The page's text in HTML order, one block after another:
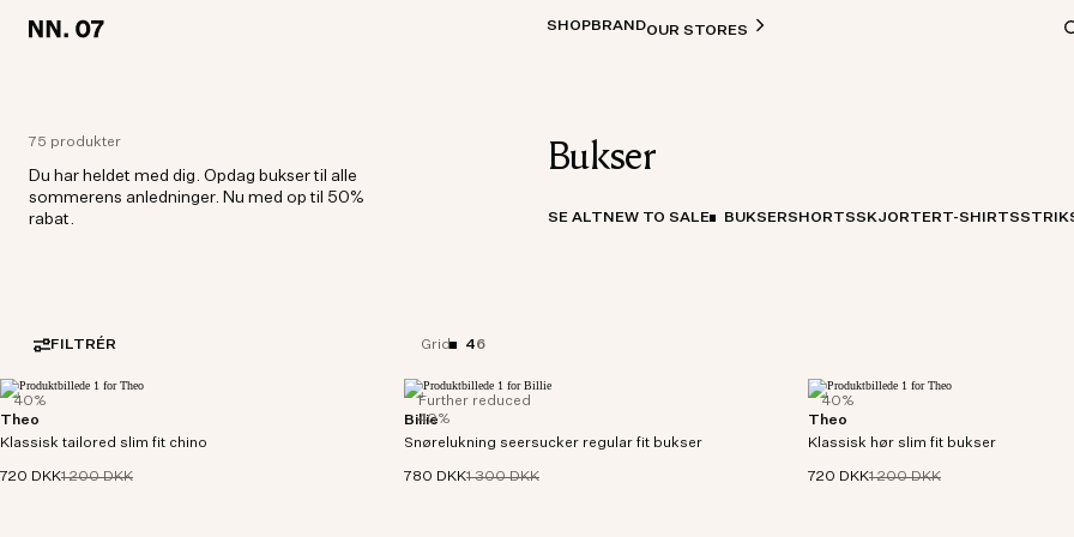
SHOPBRANDOUR STORES
75 produkter
Du har heldet med dig. Opdag bukser til alle
sommerens anledninger. Nu med op til 50%
rabat.
Bukser
SE ALT NEW TO SALE BUKSERSHORTSSKJORTERT-SHIRTSSTRIK
FILTRÉR Grid 46
40%
Theo
Klassisk tailored slim fit chino
720 DKK1 200 DKK
Slim tailored chino med tapered leg fremstillet i en
260 g/m² blød økologisk bomuldsblanding.
Further reduced
40%
Billie
Snørelukning seersucker regular fit bukser
780 DKK1 300 DKK
Bukser i regular fit med tapered leg i let
seersucker med en sprød, tekstureret overflade.
40%
Theo
Klassisk hør slim fit bukser
720 DKK1 200 DKK
Stilfulde dressbukser i et slim fit med
Fremstillet i et 260 g/m2 europæisk